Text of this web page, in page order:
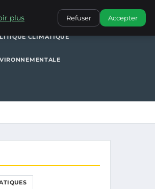
POLITIQUES ENVIRONNEMENTALES
CLIMATIQUE
plus Refuser Accepter